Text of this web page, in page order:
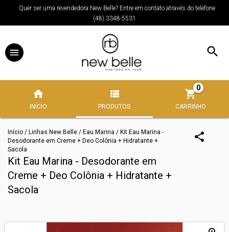
Quer ser uma revendedora New Belle? Entre em contato através do telefone
(48) 3348-5531
INÍCIO PRODUTOS CARRINHO
0
Início / Linhas New Belle / Eau Marina / Kit Eau Marina -
Desodorante em Creme + Deo Colônia + Hidratante +
Sacola
Kit Eau Marina - Desodorante em
Creme + Deo Colônia + Hidratante +
Sacola